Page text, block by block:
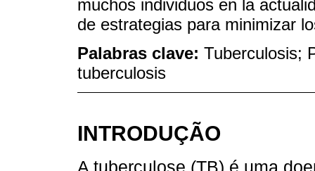
muchos individuos en la
de estrategias para minimizar
Palabras clave: Tuberculosis;
tuberculosis
INTRODUÇÃO
A tuberculose (TB) é uma